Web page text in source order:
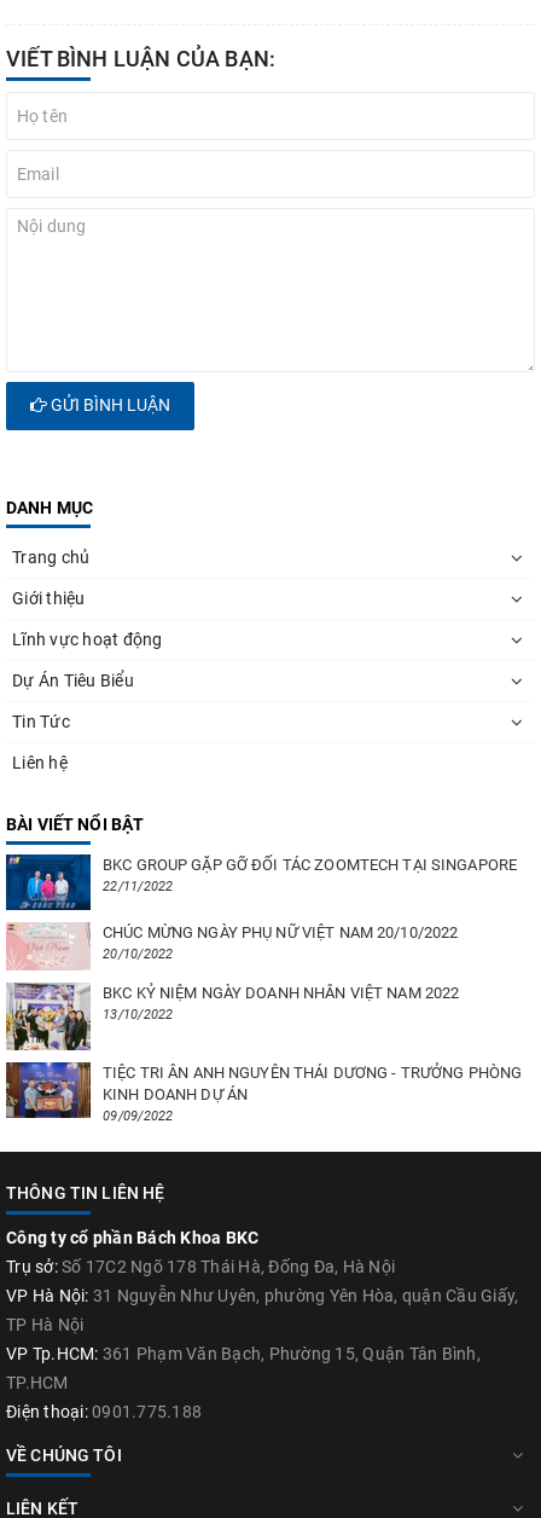
VIẾT BÌNH LUẬN CỦA BẠN:
GỬI BÌNH LUẬN
DANH MỤC
Trang chủ
Giới thiệu
Lĩnh vực hoạt động
Dự Án Tiêu Biểu
Tin Tức
Liên hệ
BÀI VIẾT NỔI BẬT
BKC GROUP GẶP GỠ ĐỐI TÁC ZOOMTECH TẠI SINGAPORE
22/11/2022
CHÚC MỪNG NGÀY PHỤ NỮ VIỆT NAM 20/10/2022
20/10/2022
BKC KỶ NIỆM NGÀY DOANH NHÂN VIỆT NAM 2022
13/10/2022
TIỆC TRI ÂN ANH NGUYÊN THÁI DƯƠNG - TRƯỞNG PHÒNG
KINH DOANH DỰ ÁN
09/09/2022
THÔNG TIN LIÊN HỆ
Công ty cổ phần Bách Khoa BKC
Trụ sở:Số 17C2 Ngõ 178 Thái Hà, Đống Đa, Hà Nội
VP Hà Nội: 31 Nguyễn Như Uyên, phường Yên Hòa, quận Cầu Giấy,
TP Hà Nội
VP Tp.HCM: 361 Phạm Văn Bạch, Phường 15, Quận Tân Bình,
TP.HCM
Điện thoại: 0901.775.188
VỀ CHÚNG TÔI
LIÊN KẾT